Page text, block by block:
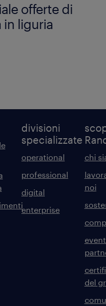
offerte di
in liguria
divisioni
specializzate
operational
professional
digital
enterprise
chi
noi
del